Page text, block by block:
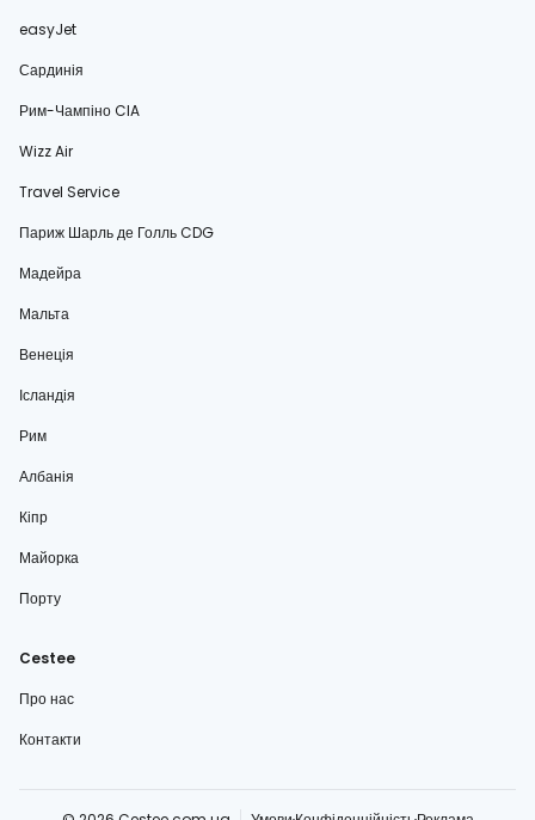
easyJet
Сардинія
Рим-Чампіно CIA
Wizz Air
Travel Service
Париж Шарль де Голль CDG
Мадейра
Мальта
Венеція
Ісландія
Рим
Албанія
Кіпр
Майорка
Порту
Cestee
Про нас
Контакти